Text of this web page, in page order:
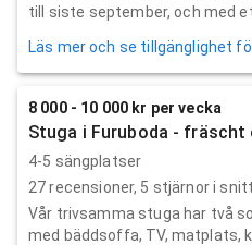
till siste september, och med
Läs mer och se tillgänglighet
8 000 - 10 000 kr per vecka
Stuga i Furuboda - fräscht
4-5 sängplatser
27recensioner, 5 stjärnor i
Vår trivsamma stuga har två
med bäddsoffa, TV, matplats,